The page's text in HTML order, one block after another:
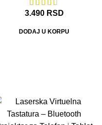
3.490 RSD
DODAJ U KORPU